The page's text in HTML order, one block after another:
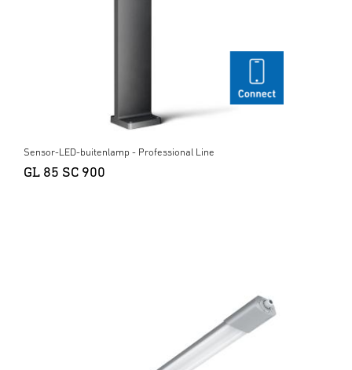
Sensor-LED-buitenlamp - Professional Line
GL 85 SC 900